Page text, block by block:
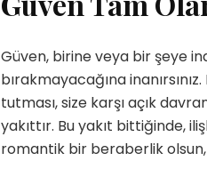
Güven, birine veya bir şeye
bırakmayacağına
tutması, size karşı açık
yakıttır. Bu yakıt bittiğinde,
romantik bir beraberlik